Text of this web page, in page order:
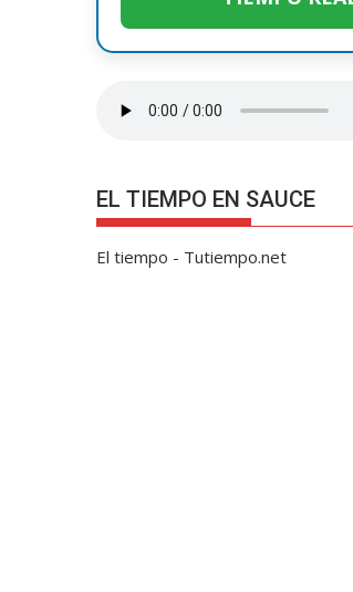
EL TIEMPO EN SAUCE
El tiempo - Tutiempo.net